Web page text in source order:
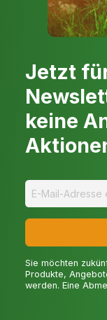
Jetzt
keine
Sie möchten
Produkte,
werden. Eine